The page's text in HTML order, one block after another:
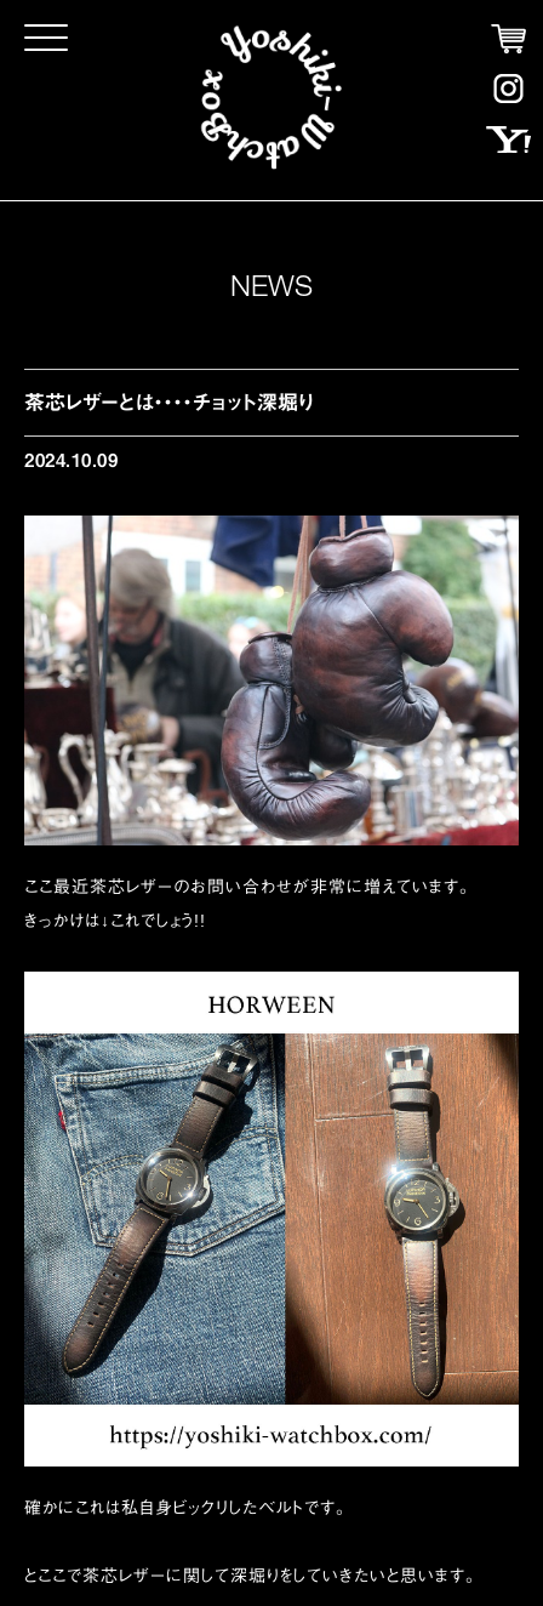
Click
NEWS
茶芯レザーとは・・・・チョット深堀り
2024.10.09
ここ最近茶芯レザーのお問い合わせが非常に増えています。
きっかけは↓これでしょう!!
確かにこれは私自身ビックリしたベルトです。
とここで茶芯レザーに関して深堀りをしていきたいと思います。